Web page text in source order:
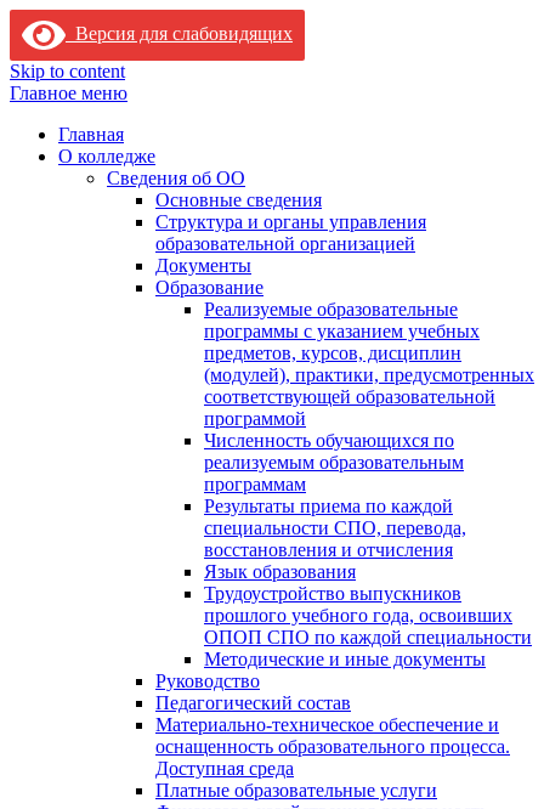
Версия для слабовидящих
Skip to content
Главное меню
Главная
О колледже
Сведения об ОО
Основные сведения
Структура и органы управления
образовательной организацией
Документы
Образование
Реализуемые образовательные
программы с указанием учебных
предметов, курсов, дисциплин
(модулей), практики, предусмотренных
соответствующей образовательной
программой
Численность обучающихся по
реализуемым образовательным
программам
Результаты приема по каждой
специальности СПО, перевода,
восстановления и отчисления
Язык образования
Трудоустройство выпускников
прошлого учебного года, освоивших
ОПОП СПО по каждой специальности
Методические и иные документы
Руководство
Педагогический состав
Материально-техническое обеспечение и
оснащенность образовательного процесса.
Доступная среда
Платные образовательные услуги